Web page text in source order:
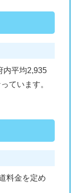
内平均2,935
ています。
料金を定め